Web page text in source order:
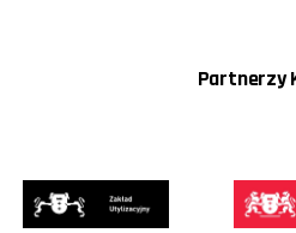
Partnerzy